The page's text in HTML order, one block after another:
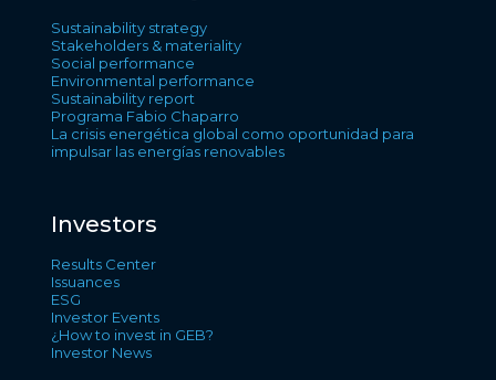
Sustainability strategy
Stakeholders & materiality
Social performance
Environmental performance
Sustainability report
Programa Fabio Chaparro
La crisis energética global como oportunidad para
impulsar las energías renovables
Investors
Results Center
Issuances
ESG
Investor Events
¿How to invest in GEB?
Investor News